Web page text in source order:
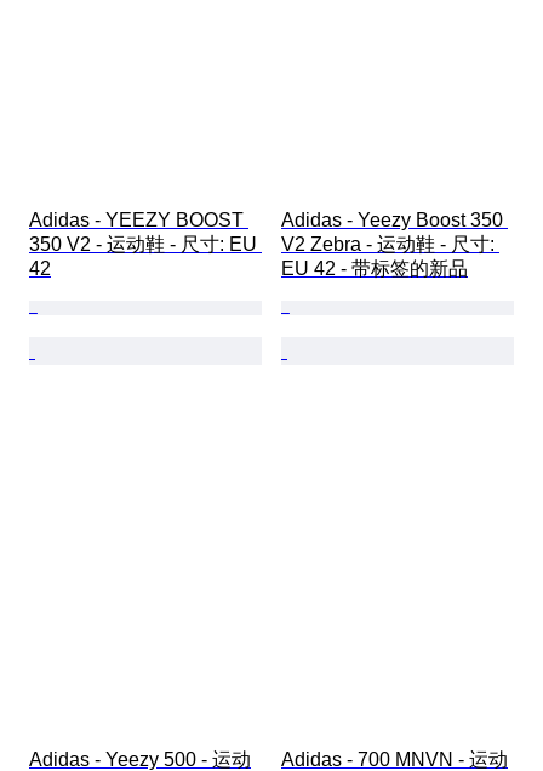
Adidas - YEEZY BOOST
350 V2 - 运动鞋 - 尺寸: EU
42
Adidas - Yeezy Boost 350
V2 Zebra - 运动鞋 - 尺寸:
EU 42 - 带标签的新品
Adidas - Yeezy 500 - 运动
Adidas - 700 MNVN - 运动